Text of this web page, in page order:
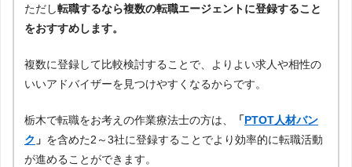
ただし転職するなら複数の転職エージェントに登録すること
をおすすめします。
複数に登録して比較検討することで、よりよい求人や相性の
いいアドバイザーを見つけやすくなるからです。
栃木で転職をお考えの作業療法士の方は、 「PTOT人材バン
ク 」 を含めた2～3社に登録することでより効率的に転職活動
が進めることができます。